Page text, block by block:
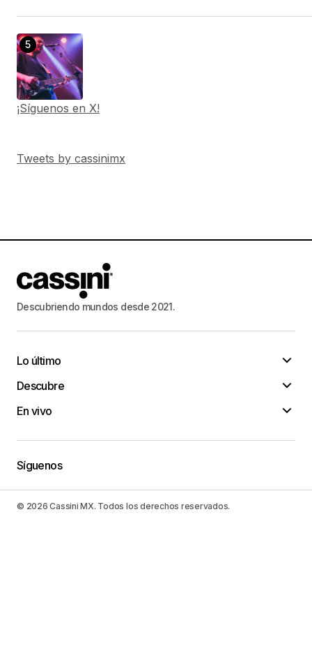
¡Síguenos en X!
Tweets by cassinimx
Descubriendo mundos desde 2021.
Lo último
Descubre
En vivo
Síguenos
© 2026 Cassini MX. Todos los derechos reservados.